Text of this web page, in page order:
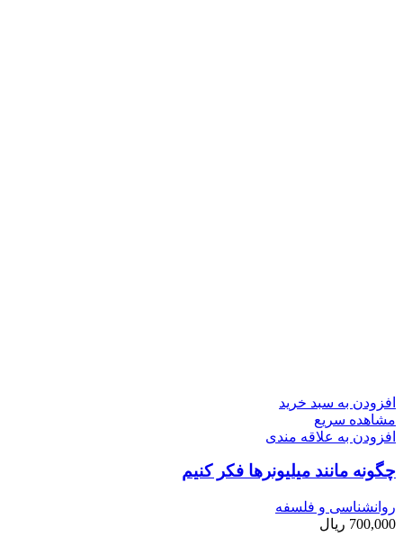
افزودن به سبد خرید
مشاهده سریع
افزودن به علاقه مندی
چگونه مانند میلیونرها فکر کنیم
روانشناسی و فلسفه
700,000 ریال